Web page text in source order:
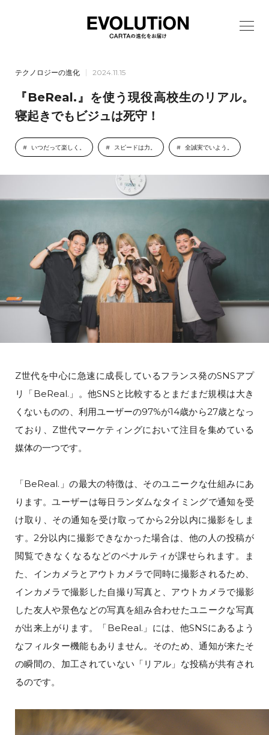
テクノロジーの進化 2024.11.15
『BeReal.』を使う現役高校生のリアル。
寝起きでもビジュは死守！
いつだって楽しく。 スピードは力。 全誠実でいよう。
Z世代を中心に急速に成長しているフランス発のSNSアプ
リ「BeReal.」。他SNSと比較するとまだまだ規模は大き
くないものの、利用ユーザーの97%が14歳から27歳となっ
ており、Z世代マーケティングにおいて注目を集めている
媒体の一つです。
「BeReal.」の最大の特徴は、そのユニークな仕組みにあ
ります。ユーザーは毎日ランダムなタイミングで通知を受
け取り、その通知を受け取ってから2分以内に撮影をしま
す。2分以内に撮影できなかった場合は、他の人の投稿が
閲覧できなくなるなどのペナルティが課せられます。ま
た、インカメラとアウトカメラで同時に撮影されるため、
インカメラで撮影した自撮り写真と、アウトカメラで撮影
した友人や景色などの写真を組み合わせたユニークな写真
が出来上がります。「BeReal.」には、他SNSにあるよう
なフィルター機能もありません。そのため、通知が来たそ
の瞬間の、加工されていない「リアル」な投稿が共有され
るのです。